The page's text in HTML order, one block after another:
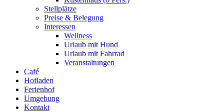
Stellplätze
Preise & Belegung
Interessen
Wellness
Urlaub mit Hund
Urlaub mit Fahrrad
Veranstaltungen
Café
Hofladen
Ferienhof
Umgebung
Kontakt